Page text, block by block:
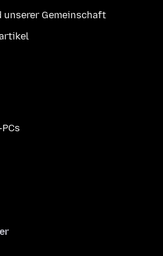
unserer Gemeinschaft